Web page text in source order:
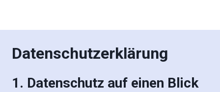
Datenschutzerklärung
1. Datenschutz auf einen Blick